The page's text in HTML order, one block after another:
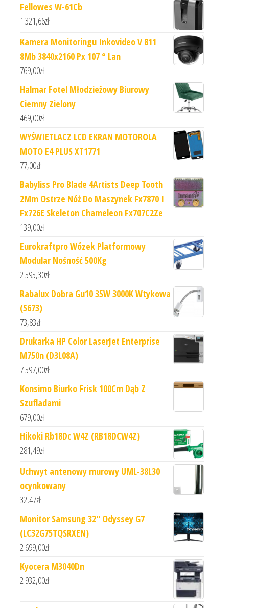
Fellowes W-61Cb
1 321,66zł
Kamera Monitoringu Inkovideo V 811
8Mb 3840x2160 Px 107 ° Lan
769,00zł
Halmar Fotel Młodzieżowy Biurowy
Ciemny Zielony
469,00zł
WYŚWIETLACZ LCD EKRAN MOTOROLA
MOTO E4 PLUS XT1771
77,00zł
Babyliss Pro Blade 4Artists Deep Tooth
2Mm Ostrze Nóż Do Maszynek Fx7870 I
Fx726E Skeleton Chameleon Fx707C2Ze
139,00zł
Eurokraftpro Wózek Platformowy
Modular Nośność 500Kg
2 595,30zł
Rabalux Dobra Gu10 35W 3000K Wtykowa
(5673)
73,83zł
Drukarka HP Color LaserJet Enterprise
M750n (D3L08A)
7 597,00zł
Konsimo Biurko Frisk 100Cm Dąb Z
Szufladami
679,00zł
Hikoki Rb18Dc W4Z (RB18DCW4Z)
281,49zł
Uchwyt antenowy murowy UML-38L30
ocynkowany
32,47zł
Monitor Samsung 32'' Odyssey G7
(LC32G75TQSRXEN)
2 699,00zł
Kyocera M3040Dn
2 932,00zł